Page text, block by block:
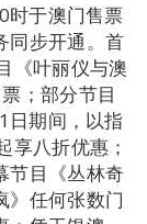
时于澳门售票
同步开通。首
《叶丽仪与澳
；部分节目
日期间，以指
享八折优惠；
节目《丛林奇
》任何张数门